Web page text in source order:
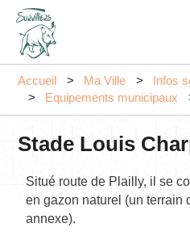
Accueil Ma Ville
Infos
Equipements municipaux
Stade Louis
Situé route de Plailly, il se
en gazon naturel (un terrain
annexe).